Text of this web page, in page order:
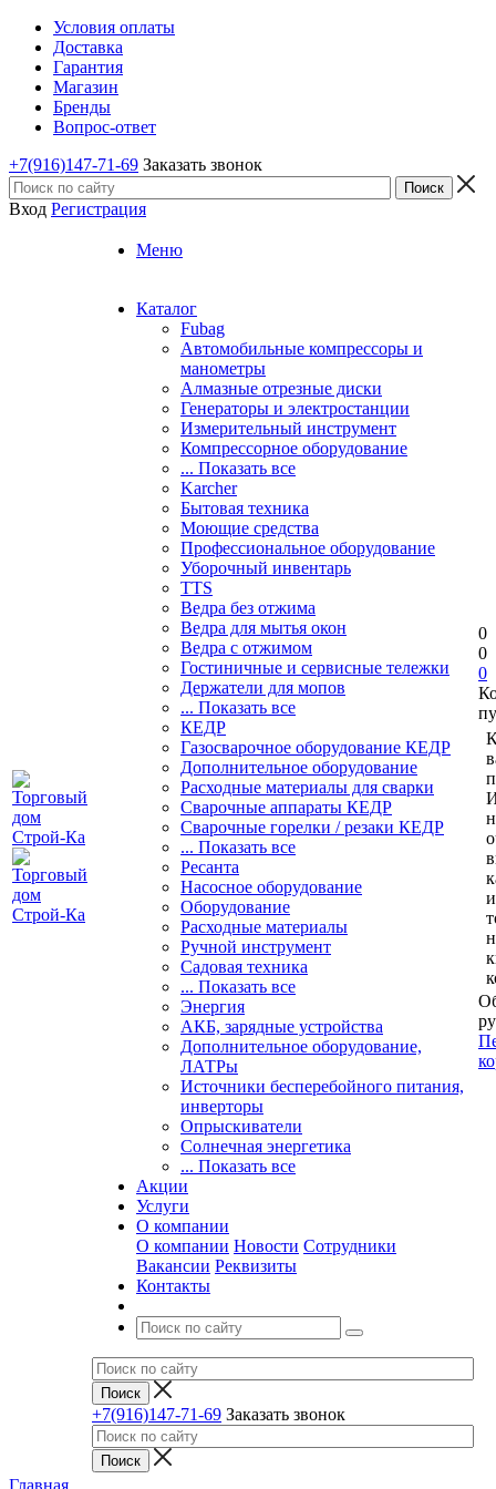
Условия оплаты
Доставка
Гарантия
Магазин
Бренды
Вопрос-ответ
+7(916)147-71-69 Заказать звонок
Вход Регистрация
Меню
Каталог
Fubag
Автомобильные компрессоры и
манометры
Алмазные отрезные диски
Генераторы и электростанции
Измерительный инструмент
Компрессорное оборудование
... Показать все
Karcher
Бытовая техника
Моющие средства
Профессиональное оборудование
Уборочный инвентарь
TTS
Ведра без отжима
Ведра для мытья окон
Ведра с отжимом
Гостиничные и сервисные тележки
Держатели для мопов
... Показать все
КЕДР
Газосварочное оборудование КЕДР
Дополнительное оборудование
Расходные материалы для сварки
Сварочные аппараты КЕДР
Сварочные горелки / резаки КЕДР
... Показать все
Ресанта
Насосное оборудование
Оборудование
Расходные материалы
Ручной инструмент
Садовая техника
... Показать все
Энергия
АКБ, зарядные устройства
Дополнительное оборудование,
ЛАТРы
Источники бесперебойного питания,
инверторы
Опрыскиватели
Солнечная энергетика
... Показать все
Акции
Услуги
О компании
О компании Новости Сотрудники
Вакансии Реквизиты
Контакты
+7(916)147-71-69 Заказать звонок
0
0
0
Главная